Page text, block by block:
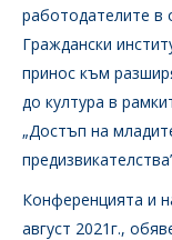
работодателите в
Граждански
принос към
до култура в
„Достъп на
Конференцията и
август 2021г.,